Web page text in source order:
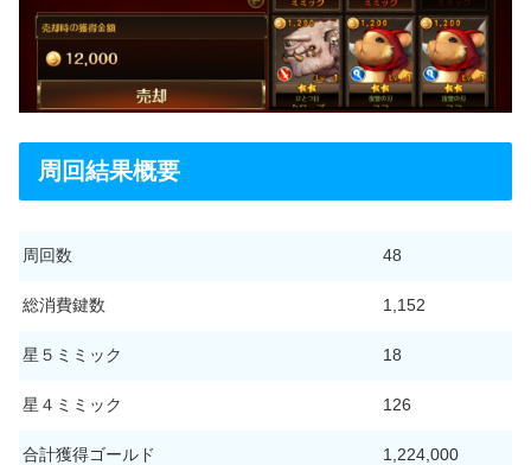
周回結果概要
周回数 48
総消費鍵数 1,152
星５ミミック 18
星４ミミック 126
合計獲得ゴールド 1,224,000